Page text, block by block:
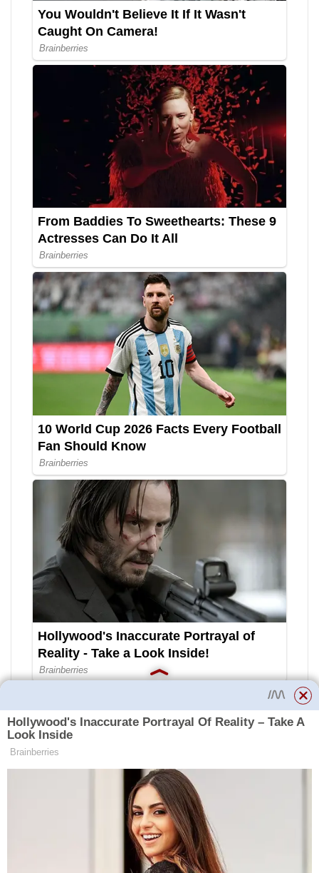
menstruují měsíčně. Ne vždy ale
menstruace začne včas a také se
stává, že krvácení trvá více dní
než obvykle. Pokud je výtok
konstantní po dobu 5-7 dnů a
žena potřebuje být v určité datum